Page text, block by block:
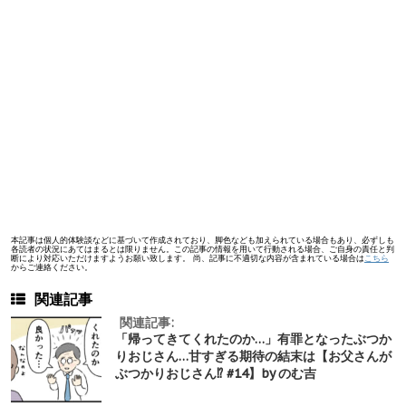
本記事は個人的体験談などに基づいて作成されており、脚色なども加えられている場合もあり、必ずしも
各読者の状況にあてはまるとは限りません。この記事の情報を用いて行動される場合、ご自身の責任と判
断により対応いただけますようお願い致します。 尚、記事に不適切な内容が含まれている場合はこちら
からご連絡ください。
関連記事
関連記事:
「帰ってきてくれたのか…」有罪となったぶつか
りおじさん…甘すぎる期待の結末は【お父さんが
ぶつかりおじさん⁉︎ #14】by のむ吉